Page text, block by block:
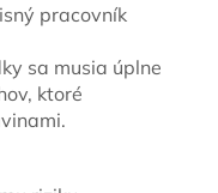
pracovník
sa musia úplne
ktoré